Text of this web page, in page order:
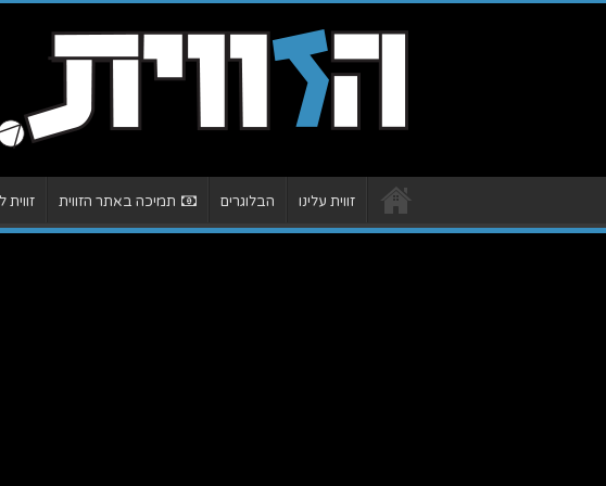
זווית עלינו הבלוגרים תמיכה באתר הזווית